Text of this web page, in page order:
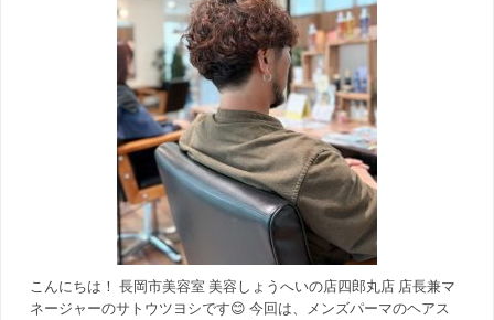
こんにちは！ 長岡市美容室 美容しょうへいの店四郎丸店 店長兼マ
ネージャーのサトウツヨシです😊 今回は、メンズパーマのヘアス